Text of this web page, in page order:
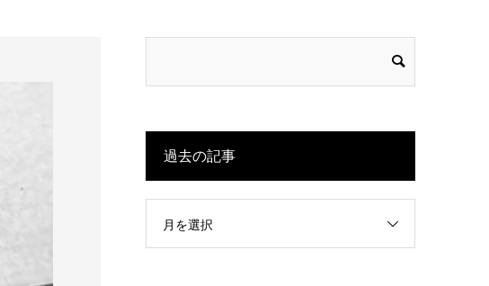
過去の記事
月を選択